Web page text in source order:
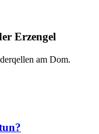
Erzengel
am Dom.